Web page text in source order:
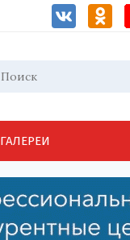
ГАЛЕРЕИ